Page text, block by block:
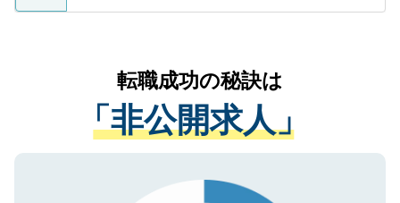
ているすべての個人データはご本人の許可
は、個人情報の取り扱いについての厳密な
管理基準を満たした事業者のみに付与され
る、プライバシーマークを取得済みです。
で、機密保持に関してもご安心ください。
かがいして、現在の医療機関の状況や紹介
経験をまじえながら、適切なアドバイスを
させていただきます。すぐにご転職をされ
ない方には、長期的なサポートが可能です
ので、まずはご登録ください。
転職成功の秘訣は
「非公開求人」